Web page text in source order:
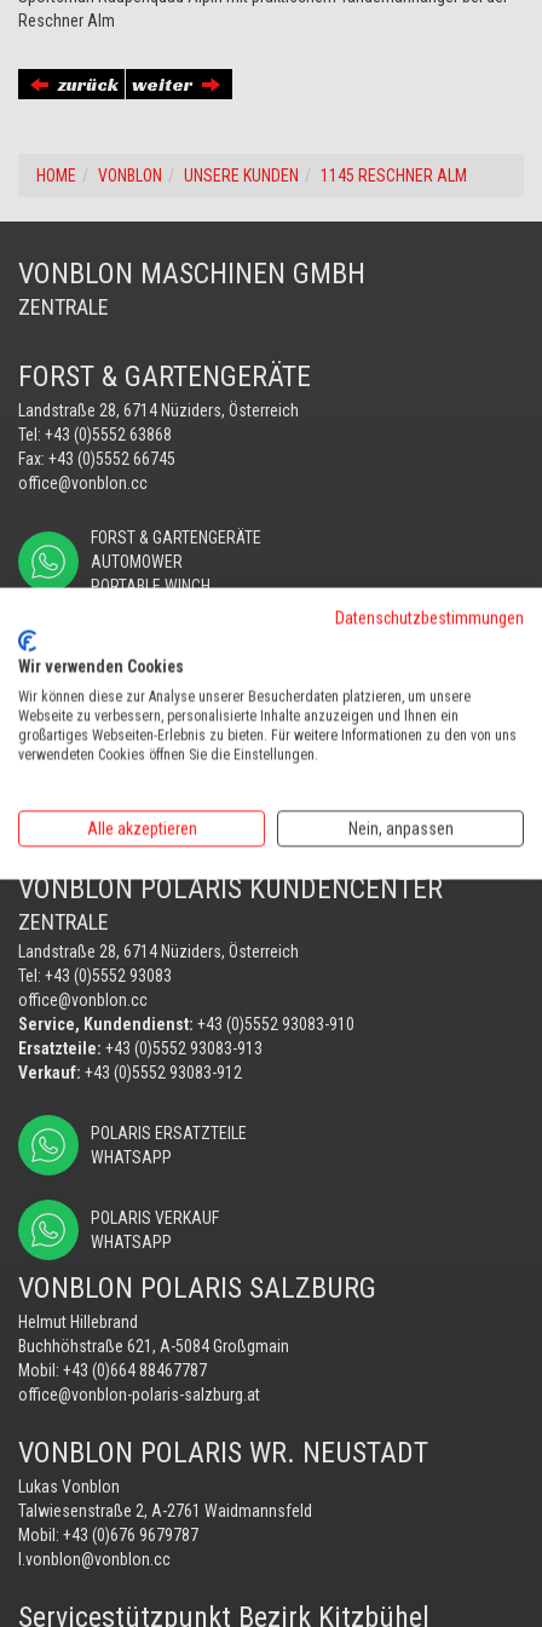
Reschner Alm
zurück weiter
HOME VONBLON UNSERE KUNDEN 1145 RESCHNER ALM
VONBLON MASCHINEN GMBH
ZENTRALE
FORST & GARTENGERÄTE
Landstraße 28, 6714 Nüziders, Österreich
Tel: +43 (0)5552 63868
Fax: +43 (0)5552 66745
office@vonblon.cc
FORST & GARTENGERÄTE
AUTOMOWER
PORTABLE WINCH
AUTOMOWER
Automower Kundendienst Nüziders
AUTOMOWER SHOP LUSTENAU
+43 676 780 96 73
VONBLON POLARIS KUNDENCENTER
ZENTRALE
Landstraße 28, 6714 Nüziders, Österreich
Tel: +43 (0)5552 93083
office@vonblon.cc
Service, Kundendienst: +43 (0)5552 93083-910
Ersatzteile: +43 (0)5552 93083-913
Verkauf: +43 (0)5552 93083-912
POLARIS ERSATZTEILE
WHATSAPP
POLARIS VERKAUF
WHATSAPP
VONBLON POLARIS SALZBURG
Helmut Hillebrand
Buchhöhstraße 621, A-5084 Großgmain
Mobil: +43 (0)664 88467787
office@vonblon-polaris-salzburg.at
VONBLON POLARIS WR. NEUSTADT
Lukas Vonblon
Talwiesenstraße 2, A-2761 Waidmannsfeld
Mobil: +43 (0)676 9679787
l.vonblon@vonblon.cc
Servicestützpunkt Bezirk Kitzbühel
Datenschutzbestimmungen
Wir verwenden Cookies
Wir können diese zur Analyse unserer Besucherdaten platzieren, um unsere
Webseite zu verbessern, personalisierte Inhalte anzuzeigen und Ihnen ein
großartiges Webseiten-Erlebnis zu bieten. Für weitere Informationen zu den von uns
verwendeten Cookies öffnen Sie die Einstellungen.
Alle akzeptieren Nein, anpassen